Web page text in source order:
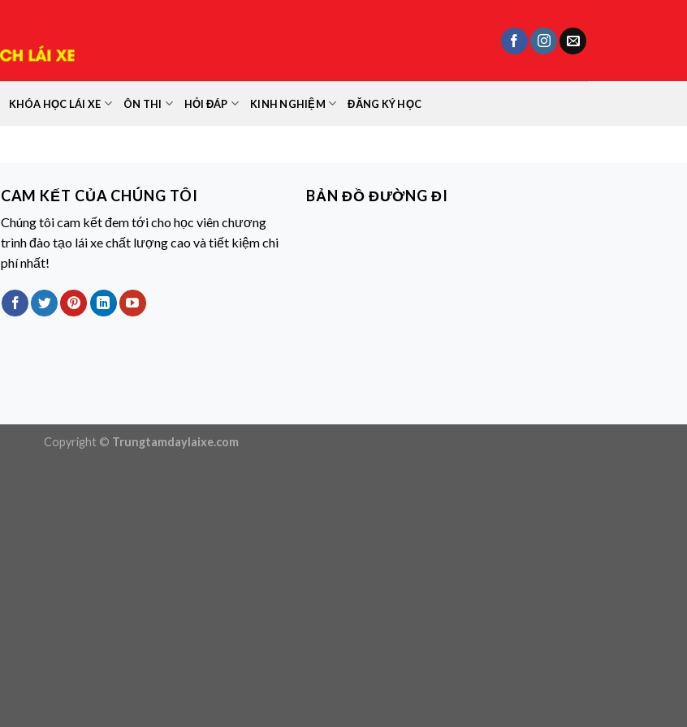
KHÓA HỌC LÁI XE ÔN THI HỎI ĐÁP KINH NGHIỆM ĐĂNG KÝ HỌC
CAM KẾT CỦA CHÚNG TÔI
Chúng tôi cam kết đem tới cho học viên chương
trình đào tạo lái xe chất lượng cao và tiết kiệm chi
phí nhất!
BẢN ĐỒ ĐƯỜNG ĐI
Copyright © Trungtamdaylaixe.com